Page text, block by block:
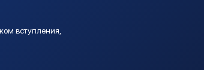
вступления,